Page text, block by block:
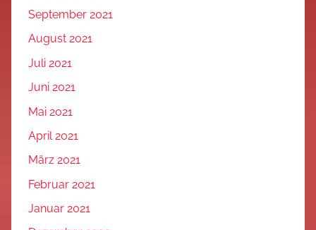
September 2021
August 2021
Juli 2021
Juni 2021
Mai 2021
April 2021
März 2021
Februar 2021
Januar 2021